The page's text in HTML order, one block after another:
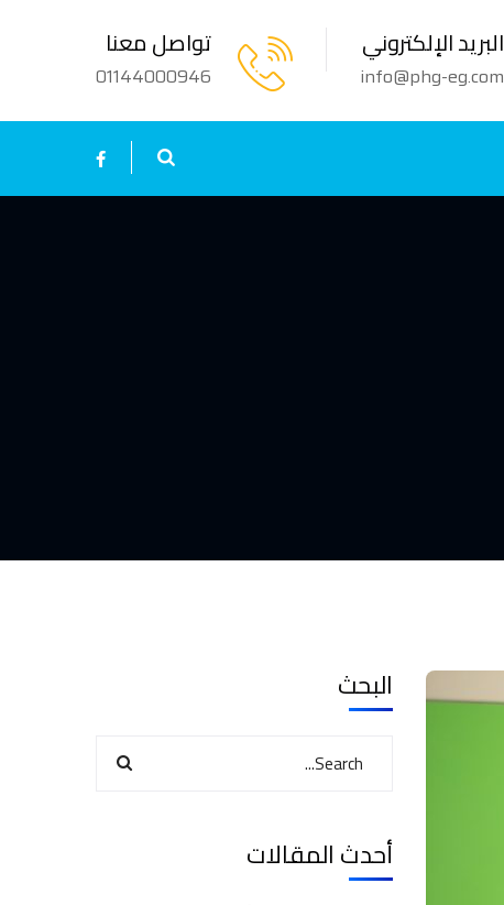
البريد الإلكتروني
info@phg-eg.com
تواصل معنا
01144000946
البحث
أحدث المقالات